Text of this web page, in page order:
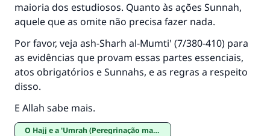
maioria dos estudiosos. Quanto às ações Sunnah,
aquele que as omite não precisa fazer nada.
Por favor, veja ash-Sharh al-Mumti' (7/380-410) para
as evidências que provam essas partes essenciais,
atos obrigatórios e Sunnahs, e as regras a respeito
disso.
E Allah sabe mais.
O Hajj e a 'Umrah (Peregrinação maior e menor)